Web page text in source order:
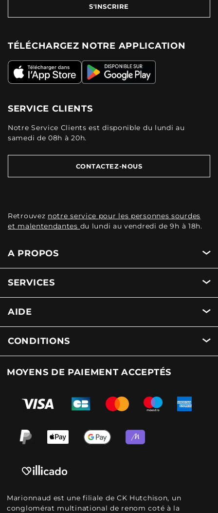
S'INSCRIRE
TÉLÉCHARGEZ NOTRE APPLICATION
SERVICE CLIENTS
Notre Service Clients est disponible du lundi au
samedi de 08h à 20h.
CONTACTEZ-NOUS
Retrouvez notre service pour les personnes sourdes
et malentendantes du lundi au vendredi de 9h à 18h.
A PROPOS
SERVICES
AIDE
CONDITIONS
MOYENS DE PAIEMENT ACCEPTÉS
Marionnaud est une filiale de CK Hutchison, un
conglomérat multinational de renom coté à la